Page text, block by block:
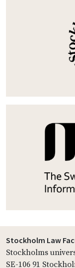
Stockholm Law
Stockholms
SE-106 91